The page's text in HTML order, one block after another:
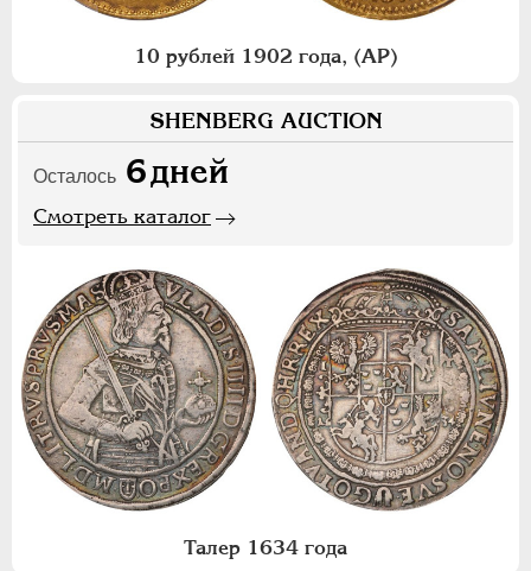
10 рублей 1902 года, (АР)
SHENBERG AUCTION
Осталось 6дней
Смотреть каталог
Талер 1634 года